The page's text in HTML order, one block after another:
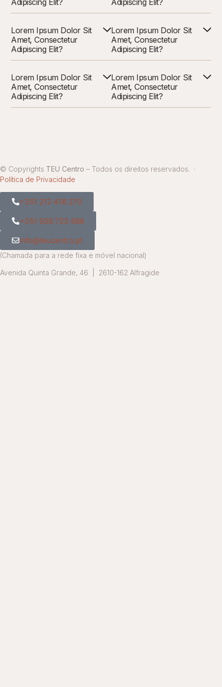
Lorem Ipsum Dolor Sit
Amet, Consectetur
Adipiscing Elit?
Lorem Ipsum Dolor Sit
Amet, Consectetur
Adipiscing Elit?
Lorem Ipsum Dolor Sit
Amet, Consectetur
Adipiscing Elit?
Lorem Ipsum Dolor Sit
Amet, Consectetur
Adipiscing Elit?
© Copyrights TEU Centro – Todos os direitos reservados. ·
Política de Privacidade
+351 212 418 270
+351 938 723 888
info@teucentro.pt
(Chamada para a rede fixa e móvel nacional)
Avenida Quinta Grande, 46 | 2610-162 Alfragide